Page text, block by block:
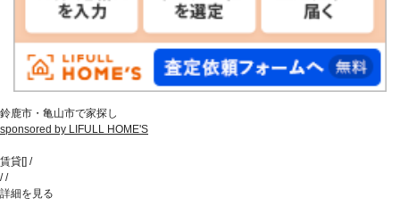
鈴鹿市・亀山市で家探し
sponsored by LIFULL HOME'S
賃貸[] /
//
詳細を見る